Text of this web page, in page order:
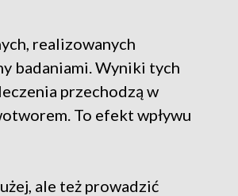
realizowanych
badaniami. Wyniki tych
przechodzą w
To efekt wpływu
ale też prowadzić